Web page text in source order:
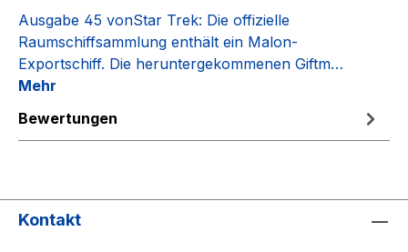
Ausgabe 45 vonStar Trek: Die offizielle
Raumschiffsammlung enthält ein Malon-
Exportschiff. Die heruntergekommenen Giftm…
Mehr
Bewertungen
Kontakt